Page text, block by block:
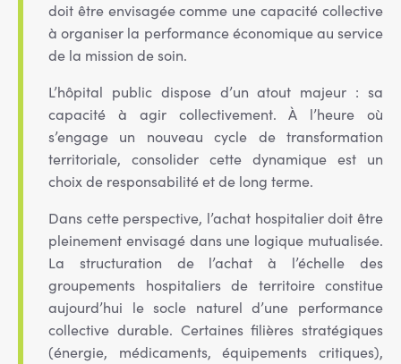
doit être envisagée comme une capacité collective
à organiser la performance économique au service
de la mission de soin.
L’hôpital public dispose d’un atout majeur : sa
capacité à agir collectivement. À l’heure où
s’engage un nouveau cycle de transformation
territoriale, consolider cette dynamique est un
choix de responsabilité et de long terme.
Dans cette perspective, l’achat hospitalier doit être
pleinement envisagé dans une logique mutualisée.
La structuration de l’achat à l’échelle des
groupements hospitaliers de territoire constitue
aujourd’hui le socle naturel d’une performance
collective durable. Certaines filières stratégiques
(énergie, médicaments, équipements critiques),